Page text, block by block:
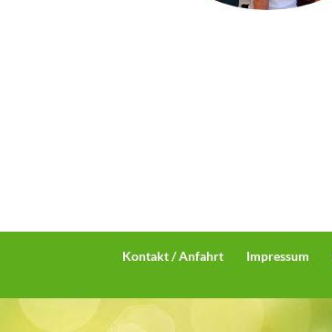
Kontakt / Anfahrt Impressum